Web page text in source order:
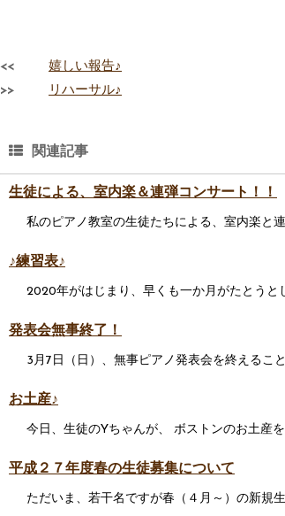
<<
嬉しい報告♪
>>
リハーサル♪
関連記事
生徒による、室内楽＆連弾コンサート！！
私のピアノ教室の生徒たちによる、室内楽と
♪練習表♪
2020年がはじまり、早くも一か月がたとう
発表会無事終了！
3月7日（日）、無事ピアノ発表会を終えるこ
お土産♪
今日、生徒のYちゃんが、 ボストンのお土産
平成２７年度春の生徒募集について
ただいま、若干名ですが春（４月～）の新規